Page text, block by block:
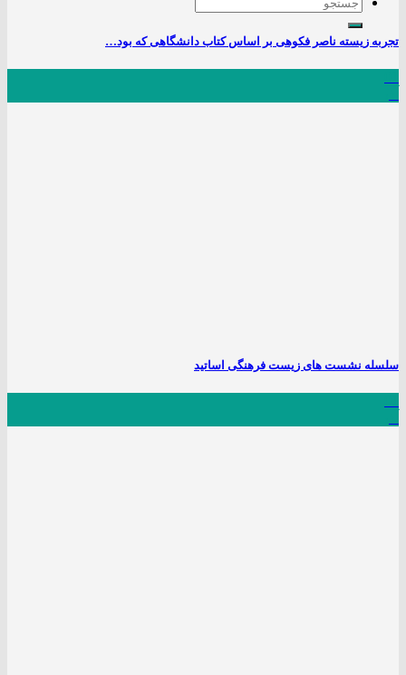
تجربه زیسته ناصر فکوهی بر اساس کتاب دانشگاهی که بود…
سلسله نشست های زیست فرهنگی اساتید